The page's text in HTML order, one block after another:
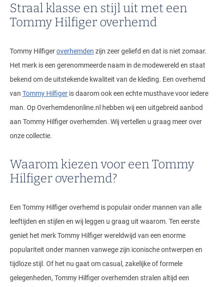
Straal klasse en stijl uit met een
Tommy Hilfiger overhemd
Tommy Hilfigeroverhemden zijn zeer geliefd en dat is niet zomaar.
Het merk is een gerenommeerde naam in de modewereld en staat
bekend om de uitstekende kwaliteit van de kleding. Een overhemd
van Tommy Hilfiger is daarom ook een echte musthave voor iedere
man. Op Overhemdenonline.nl hebben wij een uitgebreid aanbod
aan Tommy Hilfiger overhemden. Wij vertellen u graag meer over
onze collectie.
Waarom kiezen voor een Tommy
Hilfiger overhemd?
Een Tommy Hilfiger overhemd is populair onder mannen van alle
leeftijden en stijlen en wij leggen u graag uit waarom. Ten eerste
geniet het merk Tommy Hilfiger wereldwijd van een enorme
populariteit onder mannen vanwege zijn iconische ontwerpen en
tijdloze stijl. Of het nu gaat om casual, zakelijke of formele
gelegenheden, Tommy Hilfiger overhemden stralen altijd een